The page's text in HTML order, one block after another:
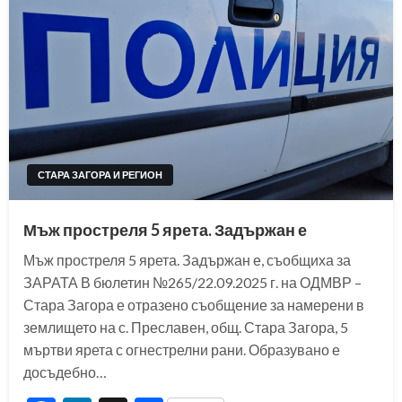
СТАРА ЗАГОРА И РЕГИОН
Мъж простреля 5 ярета. Задържан е
Мъж простреля 5 ярета. Задържан е, съобщиха за
ЗАРАТА В бюлетин №265/22.09.2025 г. на ОДМВР –
Стара Загора е отразено съобщение за намерени в
землището на с. Преславен, общ. Стара Загора, 5
мъртви ярета с огнестрелни рани. Образувано е
досъдебно…